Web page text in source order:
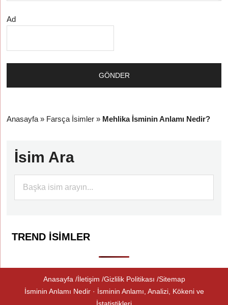
Ad
Anasayfa » Farsça İsimler » Mehlika İsminin Anlamı Nedir?
İsim Ara
TREND İSIMLER
Anasayfa İletişim Gizlilik Politikası Sitemap
İsminin Anlamı Nedir · İsminin Anlamı, Analizi, Kökeni ve